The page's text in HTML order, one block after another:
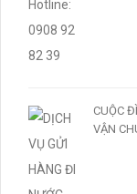
CUỘC
VẬN